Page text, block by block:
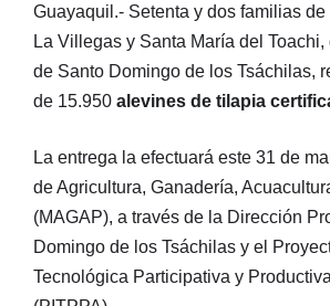
Guayaquil.- Setenta y dos familias
La Villegas y Santa María del
de Santo Domingo de los Tsáchilas,
de 15.950 alevines de tilapia
La entrega la efectuará este 31 de
de Agricultura, Ganadería,
(MAGAP), a través de la Dirección
Domingo de los Tsáchilas y el
Tecnológica Participativa y